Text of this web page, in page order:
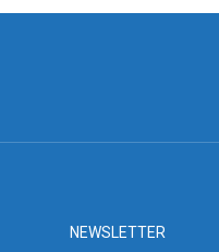
NEWSLETTER